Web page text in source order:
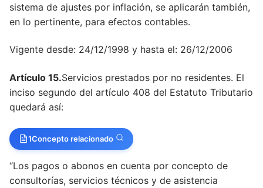
Artículo 100
Artículo 101
Artículo 105
sistema de ajustes por inflación, se aplicarán también,
en lo pertinente, para efectos contables.
Vigente desde: 24/12/1998 y hasta el: 26/12/2006
Artículo 15.Servicios prestados por no residentes. El
inciso segundo del artículo 408 del Estatuto Tributario
quedará así:
1Concepto relacionado
“Los pagos o abonos en cuenta por concepto de
consultorías, servicios técnicos y de asistencia